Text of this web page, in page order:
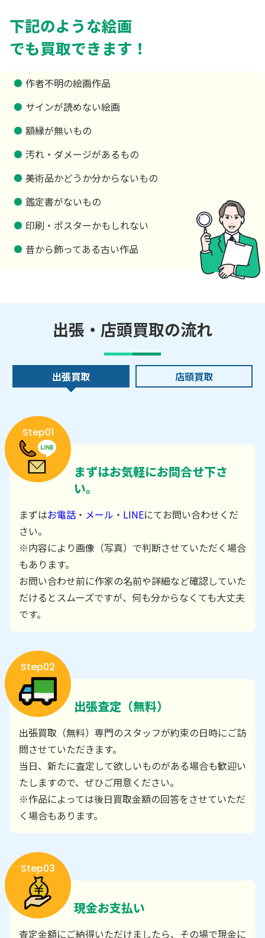
下記のような絵画
でも買取できます！
作者不明の絵画作品
サインが読めない絵画
額縁が無いもの
汚れ・ダメージがあるもの
美術品かどうか分からないもの
鑑定書がないもの
印刷・ポスターかもしれない
昔から飾ってある古い作品
出張・店頭買取の流れ
出張買取 店頭買取
Step01
まずはお気軽にお問合せ下さ
い。
まずはお電話 ・ メール ・ LINEにてお問い合わせくだ
さい。
※内容により画像（写真）で判断させていただく場合
もあります。
お問い合わせ前に作家の名前や詳細など確認していた
だけるとスムーズですが、何も分からなくても大丈夫
です。
Step02
出張査定（無料）
出張買取（無料）専門のスタッフが約束の日時にご訪
問させていただきます。
当日、新たに査定して欲しいものがある場合も歓迎い
たしますので、ぜひご用意ください。
※作品によっては後日買取金額の回答をさせていただ
く場合もあります。
Step03
現金お支払い
査定金額にご納得いただけましたら、その場で現金に